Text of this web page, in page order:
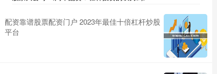
配资靠谱股票配资门户 2023年最佳十倍杠杆炒股
平台